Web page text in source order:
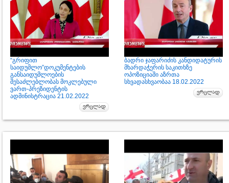
“გრიფით
საიდუმლო”დოკუმენტების
განსაიდუმლოების
შესაძლებლობას მოკლებული
ვართ-პრეზიდენტის
ადმინისტრაცია 21.02.2022
ბადრი ჯაფარიძის კანდიდატურის
მხარდაჭერის საკითხზე
ოპოზიციაში აზრთა
სხვადასხვაობაა 18.02.2022